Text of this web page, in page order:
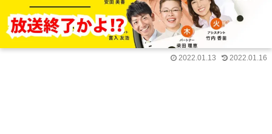
2022.01.13 2022.01.16